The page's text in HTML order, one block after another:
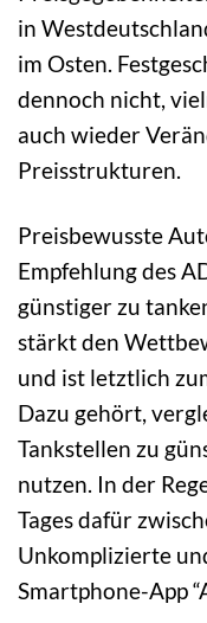
in
im Osten.
dennoch nicht,
auch wieder
Preisstrukturen.
Preisbewusste
Empfehlung des
günstiger zu
stärkt den
und ist letztlich
Dazu gehört,
Tankstellen zu
nutzen. In der
Tages dafür
Unkomplizierte
Smartphone-App